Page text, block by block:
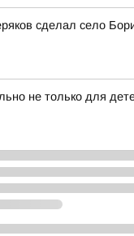
сделал село
не только для